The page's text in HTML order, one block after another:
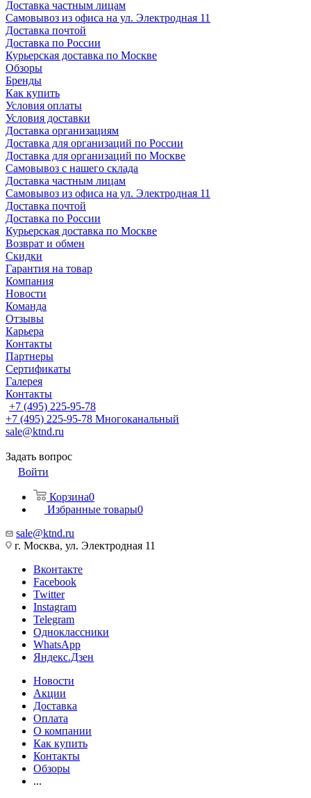
Доставка частным лицам
Самовывоз из офиса на ул. Электродная 11
Доставка почтой
Доставка по России
Курьерская доставка по Москве
Обзоры
Бренды
Как купить
Условия оплаты
Условия доставки
Доставка организациям
Доставка для организаций по России
Доставка для организаций по Москве
Самовывоз с нашего склада
Доставка частным лицам
Самовывоз из офиса на ул. Электродная 11
Доставка почтой
Доставка по России
Курьерская доставка по Москве
Возврат и обмен
Скидки
Гарантия на товар
Компания
Новости
Команда
Отзывы
Карьера
Контакты
Партнеры
Сертификаты
Галерея
Контакты
+7 (495) 225-95-78
+7 (495) 225-95-78 Многоканальный
sale@ktnd.ru
Задать вопрос
Войти
Корзина0
Избранные товары0
sale@ktnd.ru
г. Москва, ул. Электродная 11
Вконтакте
Facebook
Twitter
Instagram
Telegram
Одноклассники
WhatsApp
Яндекс.Дзен
Новости
Акции
Доставка
Оплата
О компании
Как купить
Контакты
Обзоры
...